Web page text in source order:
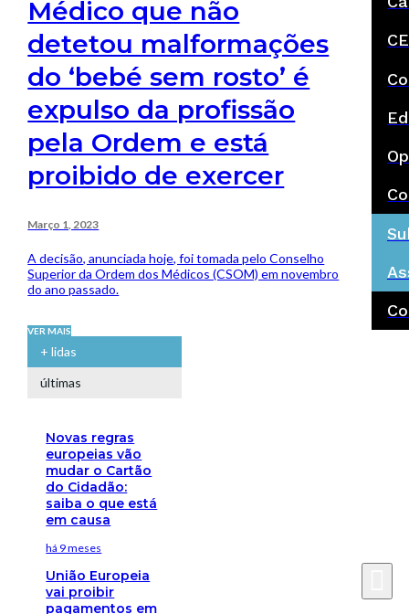
Médico que não
detetou malformações
do ‘bebé sem rosto’ é
expulso da profissão
pela Ordem e está
proibido de exercer
Março 1, 2023
A decisão, anunciada hoje, foi tomada pelo Conselho
Superior da Ordem dos Médicos (CSOM) em novembro
do ano passado.
VER MAIS
+ lidas
últimas
Novas regras
europeias vão
mudar o Cartão
do Cidadão:
saiba o que está
em causa
há 9 meses
União Europeia
vai proibir
pagamentos em